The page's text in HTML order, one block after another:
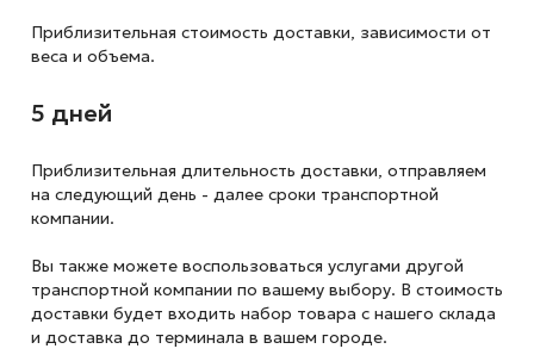
Приблизительная стоимость доставки, зависимости от
веса и объема.
5 дней
Приблизительная длительность доставки, отправляем
на следующий день - далее сроки транспортной
компании.
Вы также можете воспользоваться услугами другой
транспортной компании по вашему выбору. В стоимость
доставки будет входить набор товара с нашего склада
и доставка до терминала в вашем городе.